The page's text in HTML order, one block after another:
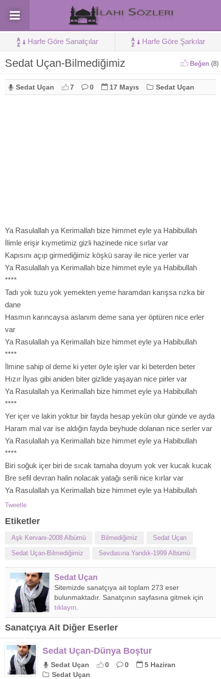
Harfe Göre Sanatçılar Harfe Göre Şarkılar
Sedat Uçan-Bilmediğimiz Beğen (8)
Sedat Uçan 7 0 17 Mayıs Sedat Uçan
Ya Rasulallah ya Kerimallah bize himmet eyle ya Habibullah
İlimle erişir kıymetimiz gizli hazinede nice sırlar var
Kapısını açıp girmediğimiz köşkü saray ile nice yerler var
Ya Rasulallah ya Kerimallah bize himmet eyle ya Habibullah
****
Tadı yok tuzu yok yemekten yeme haramdan karışsa rızka bir
dane
Hasmın karıncaysa aslanım deme sana yer öptüren nice erler
var
Ya Rasulallah ya Kerimallah bize himmet eyle ya Habibullah
****
İlmine sahip ol deme ki yeter öyle işler var ki beterden beter
Hızır İlyas gibi aniden biter gizlide yaşayan nice pirler var
Ya Rasulallah ya Kerimallah bize himmet eyle ya Habibullah
****
Yer içer ve lakin yoktur bir fayda hesap yekûn olur günde ve ayda
Haram mal var ise aldığın fayda beyhude dolanan nice serler var
Ya Rasulallah ya Kerimallah bize himmet eyle ya Habibullah
****
Biri soğuk içer biri de sıcak tamaha doyum yok ver kucak kucak
Bre sefil devran halin nolacak yatağı serili nice kırlar var
Ya Rasulallah ya Kerimallah bize himmet eyle ya Habibullah
Tweetle
Etiketler
Aşk Kervanı-2008 Albümü Bilmediğimiz Sedat Uçan
Sedat Uçan-Bilmediğimiz Sevdasına Yandık-1999 Albümü
Sedat Uçan
Sitemizde sanatçıya ait toplam 273 eser
bulunmaktadır. Sanatçının sayfasına gitmek için
tıklayın
Sanatçıya Ait Diğer Eserler
Sedat Uçan-Dünya Boştur
Sedat Uçan 0 0
5 Haziran
Sedat Uçan